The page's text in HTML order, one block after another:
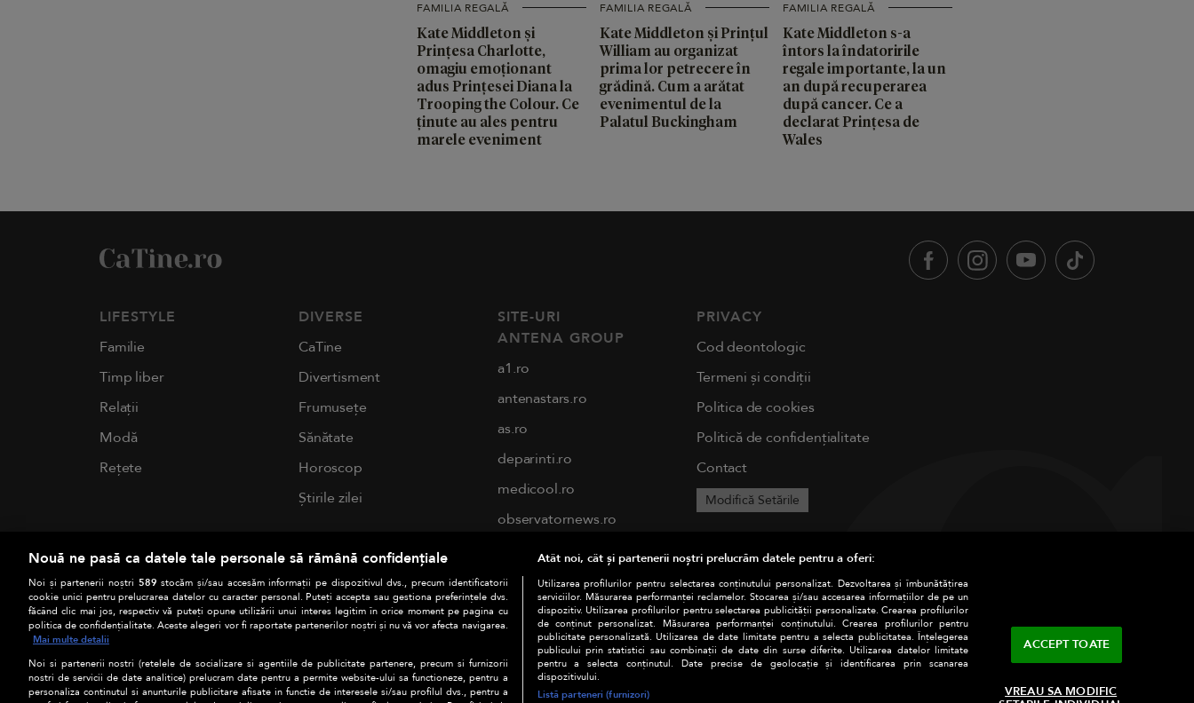
FAMILIA REGALĂ
Kate Middleton și
Prințesa Charlotte,
omagiu emoționant
adus Prințesei Diana la
Trooping the Colour. Ce
ținute au ales pentru
marele eveniment
FAMILIA REGALĂ
Kate Middleton și Prințul
William au organizat
prima lor petrecere în
grădină. Cum a arătat
evenimentul de la
Palatul Buckingham
FAMILIA REGALĂ
Kate Middleton s-a
întors la îndatoririle
regale importante, la un
an după recuperarea
după cancer. Ce a
declarat Prințesa de
Wales
LIFESTYLE
Familie
Timp liber
Relații
Modă
Rețete
DIVERSE
CaTine
Divertisment
Frumusețe
Sănătate
Horoscop
Știrile zilei
SITE-URI
ANTENA GROUP
a1.ro
antenastars.ro
as.ro
deparinti.ro
medicool.ro
observatornews.ro
spynews.ro
tvhappy.ro
useit.ro
chefi.ro
zutv.ro
PRIVACY
Cod deontologic
Termeni și condiții
Politica de cookies
Politică de confidențialitate
Contact
Modifică Setările
Nouă ne pasă ca datele tale personale să rămână confidențiale
Noi și partenerii noștri 589 stocăm și/sau accesăm informații pe dispozitivul dvs., precum identificatorii
cookie unici pentru prelucrarea datelor cu caracter personal. Puteți accepta sau gestiona preferințele dvs.
făcând clic mai jos, respectiv vă puteți opune utilizării unui interes legitim în orice moment pe pagina cu
politica de confidențialitate. Aceste alegeri vor fi raportate partenerilor noștri și nu vă vor afecta navigarea.
Mai multe detalii
Noi si partenerii nostri (retelele de socializare si agentiile de publicitate partenere, precum si furnizorii
nostri de servicii de date analitice) prelucram date pentru a permite website-ului sa functioneze, pentru a
personaliza continutul si anunturile publicitare afisate in functie de interesele si/sau profilul dvs., pentru a
Atât noi, cât și partenerii noștri prelucrăm datele pentru a oferi:
Utilizarea profilurilor pentru selectarea conținutului personalizat. Dezvoltarea și îmbunătățirea
serviciilor. Măsurarea performanței reclamelor. Stocarea și/sau accesarea informațiilor de pe un
dispozitiv. Utilizarea profilurilor pentru selectarea publicității personalizate. Crearea profilurilor
de conținut personalizat. Măsurarea performanței conținutului. Crearea profilurilor pentru
publicitate personalizată. Utilizarea de date limitate pentru a selecta publicitatea. Înțelegerea
publicului prin statistici sau combinații de date din surse diferite. Utilizarea datelor limitate
pentru a selecta conținutul. Date precise de geolocație și identificarea prin scanarea
dispozitivului.
Listă parteneri (furnizori)
ACCEPT TOATE
VREAU SA MODIFIC